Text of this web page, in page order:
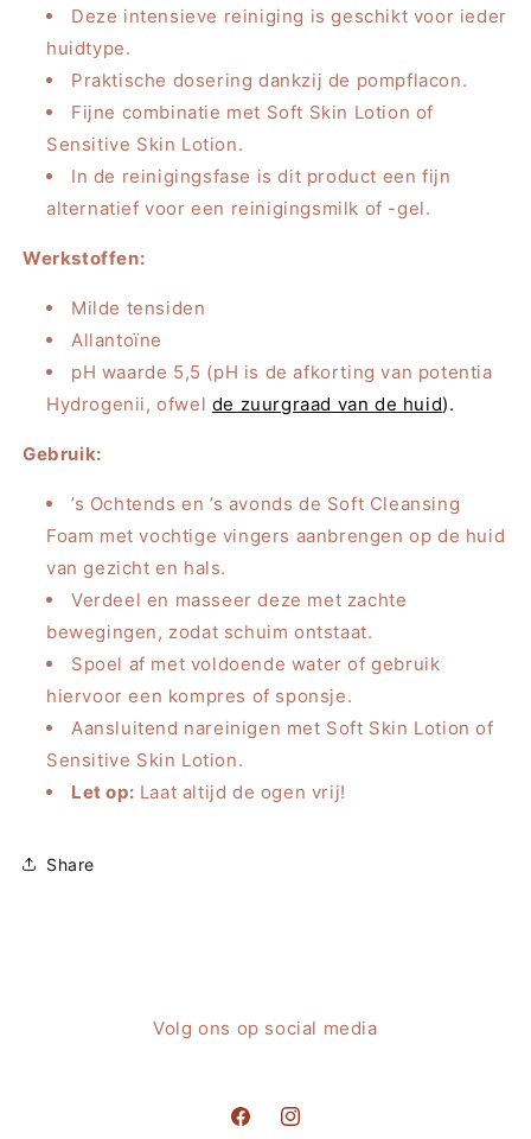
Deze intensieve reiniging is geschikt voor ieder
huidtype.
Praktische dosering dankzij de pompflacon.
Fijne combinatie met Soft Skin Lotion of
Sensitive Skin Lotion.
In de reinigingsfase is dit product een fijn
alternatief voor een reinigingsmilk of -gel.
Werkstoffen:
Milde tensiden
Allantoïne
pH waarde 5,5 (pH is de afkorting van potentia
Hydrogenii, ofwel de zuurgraad van de huid).
Gebruik:
’s Ochtends en ’s avonds de Soft Cleansing
Foam met vochtige vingers aanbrengen op de huid
van gezicht en hals.
Verdeel en masseer deze met zachte
bewegingen, zodat schuim ontstaat.
Spoel af met voldoende water of gebruik
hiervoor een kompres of sponsje.
Aansluitend nareinigen met Soft Skin Lotion of
Sensitive Skin Lotion.
Let op: Laat altijd de ogen vrij!
Share
Volg ons op social media
FacebookInstagram